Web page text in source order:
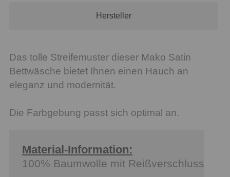
Hersteller
Das tolle Streifemuster dieser Mako Satin
Bettwäsche bietet Ihnen einen Hauch an
eleganz und modernität.
Die Farbgebung passt sich optimal an.
Material-Information:
100% Baumwolle mit Reißverschluss